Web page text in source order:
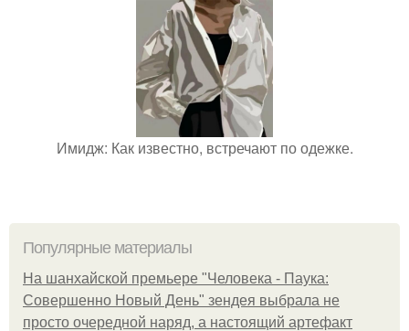
Имидж: Как известно, встречают по одежке.
Популярные материалы
На шанхайской премьере "Человека - Паука:
Совершенно Новый День" зендея выбрала не
просто очередной наряд, а настоящий артефакт